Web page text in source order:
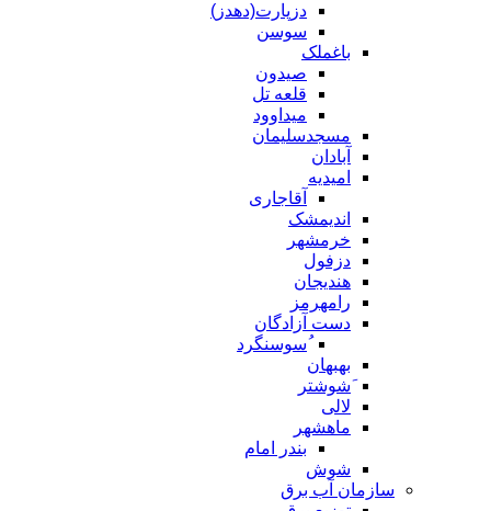
دزپارت(دهدز)
سوسن
باغملک
صیدون
قلعه تل
میداوود
مسجدسلیمان
آبادان
امیدیه
آقاجاری
اندیمشک
خرمشهر
دزفول
هندیجان
رامهرمز
دست آزادگان
ُسوسنگرد
بهبهان
َشوشتر
لالی
ماهشهر
بندر امام
شوش
سازمان آب برق